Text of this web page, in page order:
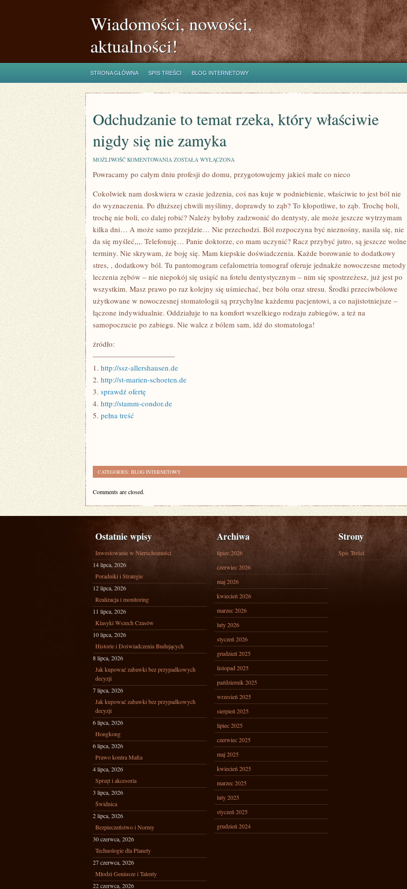
Wiadomości, nowości,
aktualności!
STRONA GŁÓWNA SPIS TREŚCI BLOG INTERNETOWY
Odchudzanie to temat rzeka, który właściwie
nigdy się nie zamyka
MOŻLIWOŚĆ KOMENTOWANIA ODCHUDZANIE
TEMAT
WŁAŚCIWIE
NIGDY
SIĘ
NIE
ZAMYKA
ZOSTAŁA WYŁĄCZONA
Powracamy po całym dniu profesji do domu, przygotowujemy jakieś małe co nieco
Cokolwiek nam doskwiera w czasie jedzenia, coś nas kuje w podniebienie, właściwie to jest ból nie
do wyznaczenia. Po dłuższej chwili myślimy, doprawdy to ząb? To kłopotliwe, to ząb. Trochę boli,
trochę nie boli, co dalej robić? Należy byłoby zadzwonić do dentysty, ale może jeszcze wytrzymam
kilka dni… A może samo przejdzie… Nie przechodzi. Ból rozpoczyna być nieznośny, nasila się, nie
da się myśleć,,,. Telefonuję… Panie doktorze, co mam uczynić? Racz przybyć jutro, są jeszcze wolne
terminy. Nie skrywam, że boję się. Mam kiepskie doświadczenia. Każde borowanie to dodatkowy
stres, , dodatkowy ból. Tu pantomogram cefalometria tomograf oferuje jednakże nowoczesne metody
leczenia zębów – nie niepokój się usiąść na fotelu dentystycznym – nim się spostrzeżesz, już jest po
wszystkim. Masz prawo po raz kolejny się uśmiechać, bez bólu oraz stresu. Środki przeciwbólowe
użytkowane w nowoczesnej stomatologii są przychylne każdemu pacjentowi, a co najistotniejsze –
łączone indywidualnie. Oddziałuje to na komfort wszelkiego rodzaju zabiegów, a też na
samopoczucie po zabiegu. Nie walcz z bólem sam, idź do stomatologa!
źródło:
———————————
1. http://ssz-allershausen.de
2. http://st-marien-schoeten.de
3. sprawdź ofertę
4. http://stamm-condor.de
5. pełna treść
CATEGORIES: BLOG INTERNETOWY
Comments are closed.
Ostatnie wpisy
Inwestowanie w Nieruchomości
14 lipca, 2026
Poradniki i Strategie
12 lipca, 2026
Realizacja i monitoring
11 lipca, 2026
Klasyki Wszech Czasów
10 lipca, 2026
Historie i Doświadczenia Budujących
8 lipca, 2026
Jak kupować zabawki bez przypadkowych
decyzji
7 lipca, 2026
Jak kupować zabawki bez przypadkowych
decyzji
6 lipca, 2026
Hongkong
6 lipca, 2026
Prawo kontra Mafia
4 lipca, 2026
Sprzęt i akcesoria
3 lipca, 2026
Świdnica
2 lipca, 2026
Bezpieczeństwo i Normy
30 czerwca, 2026
Technologie dla Planety
27 czerwca, 2026
Młodzi Geniusze i Talenty
22 czerwca, 2026
Archiwa
lipiec 2026
czerwiec 2026
maj 2026
kwiecień 2026
marzec 2026
luty 2026
styczeń 2026
grudzień 2025
listopad 2025
październik 2025
wrzesień 2025
sierpień 2025
lipiec 2025
czerwiec 2025
maj 2025
kwiecień 2025
marzec 2025
luty 2025
styczeń 2025
grudzień 2024
Strony
Spis Treści